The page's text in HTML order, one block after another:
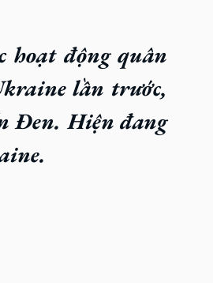
hoạt động quân
lần trước,
Đen. Hiện đang